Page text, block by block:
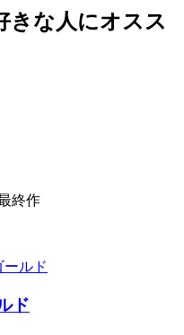
きな人にオスス
終作
ド